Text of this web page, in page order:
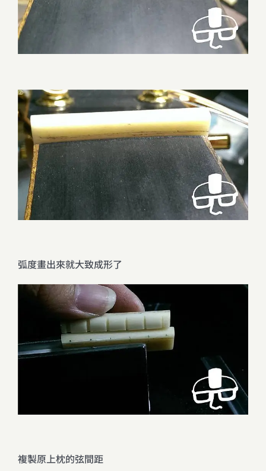
弧度畫出來就大致成形了
複製原上枕的弦間距